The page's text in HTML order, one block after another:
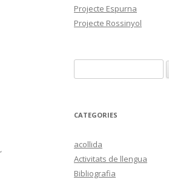
,
Projecte Espurna
Projecte Rossinyol
e
c
CATEGORIES
acollida
Activitats de llengua
Bibliografia